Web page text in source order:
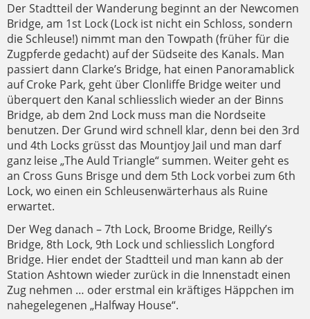
Der Stadtteil der Wanderung beginnt an der Newcomen
Bridge, am 1st Lock (Lock ist nicht ein Schloss, sondern
die Schleuse!) nimmt man den Towpath (früher für die
Zugpferde gedacht) auf der Südseite des Kanals. Man
passiert dann Clarke’s Bridge, hat einen Panoramablick
auf Croke Park, geht über Clonliffe Bridge weiter und
überquert den Kanal schliesslich wieder an der Binns
Bridge, ab dem 2nd Lock muss man die Nordseite
benutzen. Der Grund wird schnell klar, denn bei den 3rd
und 4th Locks grüsst das Mountjoy Jail und man darf
ganz leise „The Auld Triangle“ summen. Weiter geht es
an Cross Guns Brisge und dem 5th Lock vorbei zum 6th
Lock, wo einen ein Schleusenwärterhaus als Ruine
erwartet.
Der Weg danach – 7th Lock, Broome Bridge, Reilly’s
Bridge, 8th Lock, 9th Lock und schliesslich Longford
Bridge. Hier endet der Stadtteil und man kann ab der
Station Ashtown wieder zurück in die Innenstadt einen
Zug nehmen … oder erstmal ein kräftiges Häppchen im
nahegelegenen „Halfway House“.